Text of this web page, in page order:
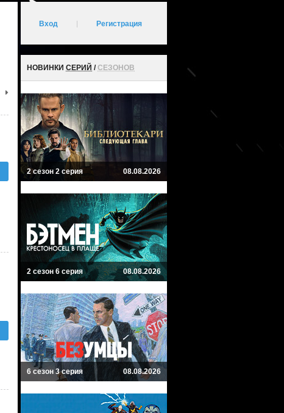
Вход Регистрация
НОВИНКИ СЕРИЙ /СЕЗОНОВ
2 сезон 2 серия 08.08.2026
2 сезон 6 серия 08.08.2026
6 сезон 3 серия 08.08.2026